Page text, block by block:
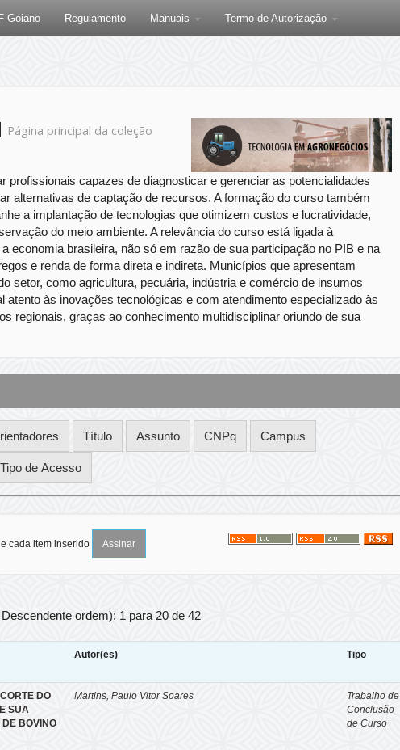
Goiano Regulamento Manuais Termo de Autorização
Página principal da coleção
profissionais capazes de diagnosticar e gerenciar as potencialidades
alternativas de captação de recursos. A formação do curso também
a implantação de tecnologias que otimizem custos e lucratividade,
do meio ambiente. A relevância do curso está ligada à
economia brasileira, não só em razão de sua participação no PIB e na
e renda de forma direta e indireta. Municípios que apresentam
setor, como agricultura, pecuária, indústria e comércio de insumos
às inovações tecnológicas e com atendimento especializado às
regionais, graças ao conhecimento multidisciplinar oriundo de sua
cada item inserido
ordem): 1 para 20 de 42
Autor(es) Tipo
DO
SUA
BOVINO
Martins, Paulo Vitor Soares
Trabalho de
Conclusão
de Curso